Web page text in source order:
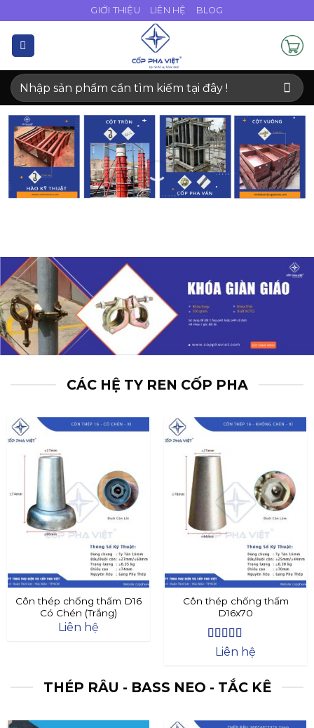
dung
GIỚI THIỆU LIÊN HỆ BLOG
Tìm
kiếm:
CÁC HỆ TY REN CỐP PHA
Côn thép chống thấm D16
Có Chén (Trắng)
Liên hệ
Côn thép chống thấm
D16x70
Được xếp
5
Liên hệ
THÉP RÂU - BASS NEO - TẮC KÊ